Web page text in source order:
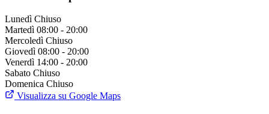
Lunedì Chiuso
Martedì 08:00 - 20:00
Mercoledì Chiuso
Giovedì 08:00 - 20:00
Venerdì 14:00 - 20:00
Sabato Chiuso
Domenica Chiuso
Visualizza su Google Maps